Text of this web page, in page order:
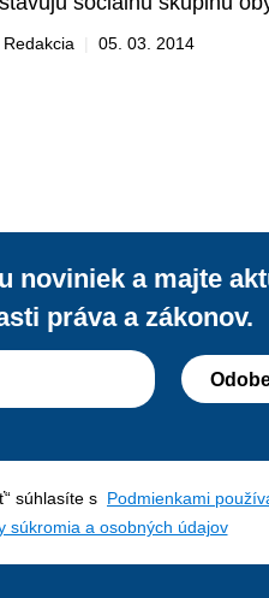
veľkú pozornosť zo
politiky zamestnanosti.
Redakcia 05. 03. 2014
noviniek a majte
práva a zákonov.
súhlasíte s Podmienkami
súkromia a osobných údajov